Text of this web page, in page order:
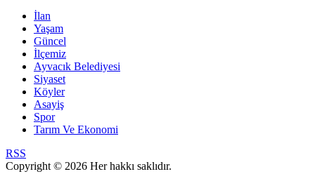
İlan
Yaşam
Güncel
İlçemiz
Ayvacık Belediyesi
Siyaset
Köyler
Asayiş
Spor
Tarım Ve Ekonomi
RSS
Copyright © 2026 Her hakkı saklıdır.